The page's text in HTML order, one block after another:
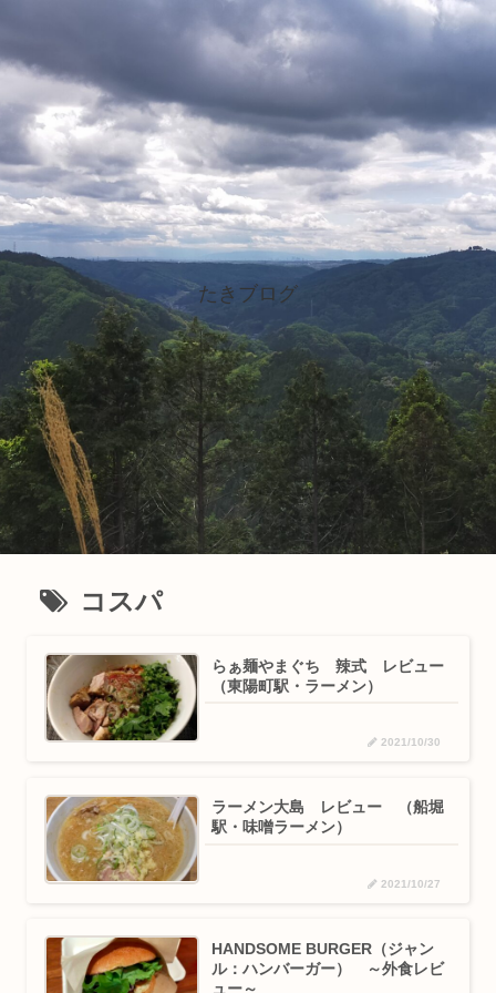
たきブログ
コスパ
らぁ麺やまぐち 辣式 レビュー
（東陽町駅・ラーメン）
2021/10/30
ラーメン大島 レビュー （船堀
駅・味噌ラーメン）
2021/10/27
HANDSOME BURGER（ジャン
ル：ハンバーガー） ～外食レビ
ュー～